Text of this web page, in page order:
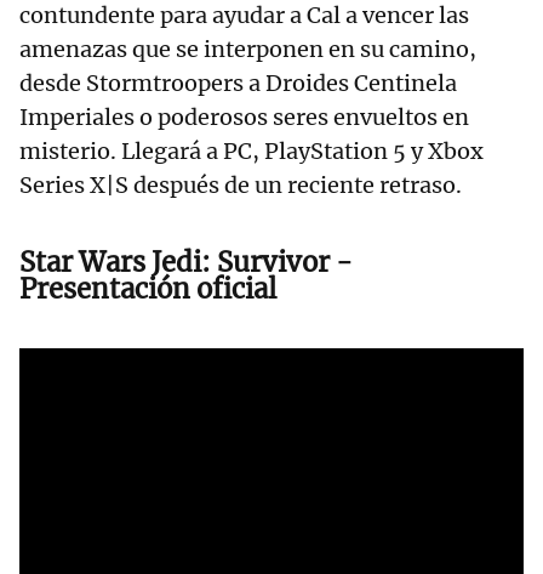
contundente para ayudar a Cal a vencer las
amenazas que se interponen en su camino,
desde Stormtroopers a Droides Centinela
Imperiales o poderosos seres envueltos en
misterio. Llegará a PC, PlayStation 5 y Xbox
Series X|S después de un reciente retraso.
Star Wars Jedi: Survivor -
Presentación oficial